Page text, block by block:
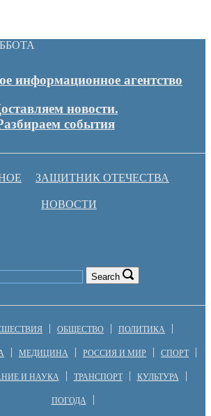
информационное агентство
новости.
события
ЗАЩИТНИК ОТЕЧЕСТВА
НОВОСТИ
Search
ОБЩЕСТВО ПОЛИТИКА
МЕДИЦИНА РОССИЯ И МИР СПОРТ
И НАУКА ТРАНСПОРТ КУЛЬТУРА
ПОГОДА